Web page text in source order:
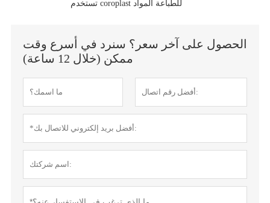
تستخدم coroplast للطباعة المواد
الحصول على آخر سعر؟ سنرد في أسرع وقت
ممكن (خلال 12 ساعة)